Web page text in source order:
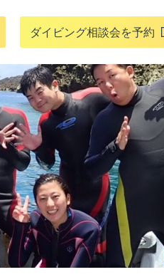
ダイビング相談会を予約